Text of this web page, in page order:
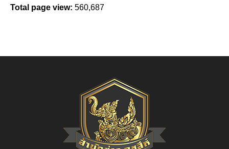
Total page view: 560,687